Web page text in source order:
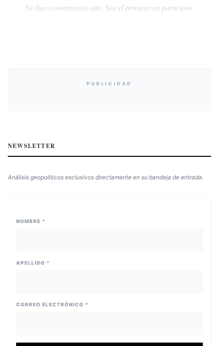
No hay comentarios aún. Sea el primero en participar.
PUBLICIDAD
NEWSLETTER
Análisis geopolíticos exclusivos directamente en su bandeja de entrada.
NOMBRE *
APELLIDO *
CORREO ELECTRÓNICO *